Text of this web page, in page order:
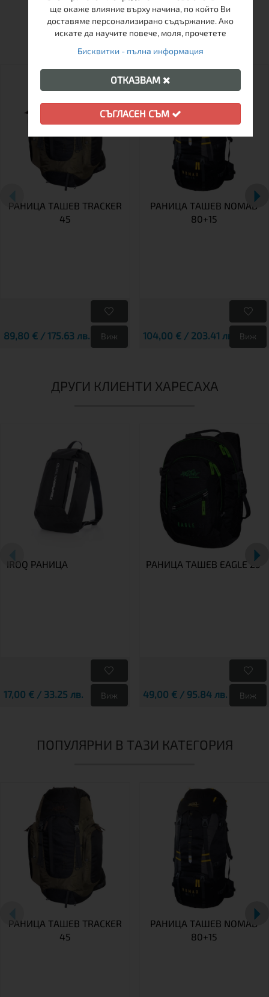
ОЩЕ ОТ ТАЗИ МАРКА
РАНИЦА TАШЕВ TRACKER
45
89,80 € / 175.63 лв. Виж
РАНИЦА ТАШЕВ NOMAD
80+15
104,00 € / 203.41 лв. Виж
ДРУГИ КЛИЕНТИ ХАРЕСАХА
IROQ РАНИЦА
17,00 € / 33.25 лв. Виж
РАНИЦА ТАШЕВ EAGLE 25
49,00 € / 95.84 лв. Виж
ПОПУЛЯРНИ В ТАЗИ КАТЕГОРИЯ
РАНИЦА TАШЕВ TRACKER
45
РАНИЦА ТАШЕВ NOMAD
80+15
ще окаже влияние върху начина, по който Ви
доставяме персонализирано съдържание. Ако
искате да научите повече, моля, прочетете
Бисквитки - пълна информация
ОТКАЗВАМ
СЪГЛАСЕН СЪМ